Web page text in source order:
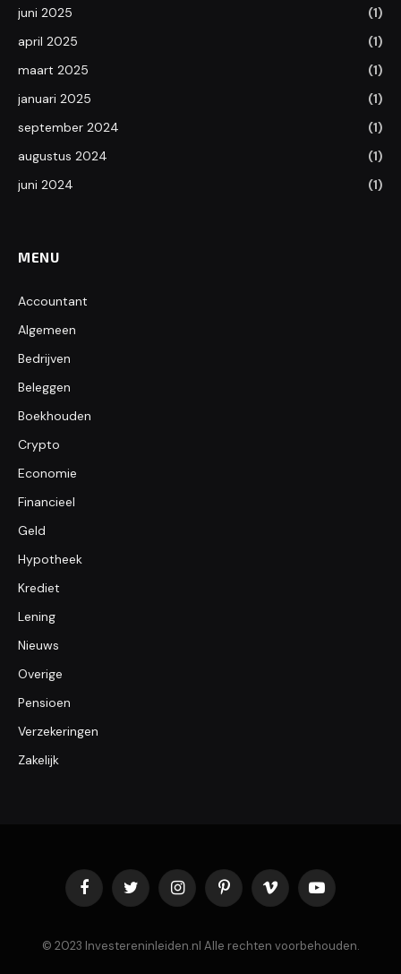
juni 2025
(1)
april 2025
(1)
maart 2025
(1)
januari 2025
(1)
september 2024
(1)
augustus 2024
(1)
juni 2024
(1)
MENU
Accountant
Algemeen
Bedrijven
Beleggen
Boekhouden
Crypto
Economie
Financieel
Geld
Hypotheek
Krediet
Lening
Nieuws
Overige
Pensioen
Verzekeringen
Zakelijk
FacebookTwitter InstagramPinterestVimeo YouTube
© 2023 Investereninleiden.nl Alle rechten voorbehouden.